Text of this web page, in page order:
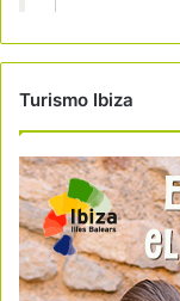
Turismo Ibiza